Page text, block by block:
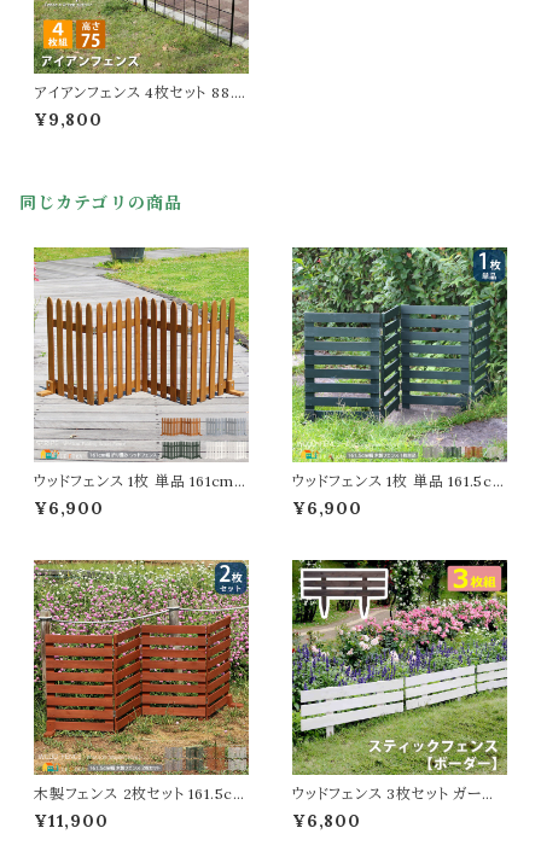
アイアンフェンス 4枚セット 88.5
cm幅 ロータイプ ガーデンフェン
ス ブラック 黒 幅88.5cm 厚さ1.
界線 目隠し 埋め込み式 植物誘
¥9,800
同じカテゴリの商品
ウッドフェンス 1枚 単品 161cm
幅 ダークグリーン ライトブラウン
グレー ホワイト 木製フェンス ガ
m おすすめ おしゃれ 北欧 モダ
ン スタイリッシュ 庭のフェンス
境界線 間仕切り 目隠し 折りた
たみ式フェンス
¥6,900
ウッドフェンス 1枚 単品 161.5cm
幅 ボーダーフェンス ホワイト グ
レー ライトブラウン ダークグリー
22cm 高さ61cm おすすめ おし
ゃれ 北欧 モダン 天然木 庭のフ
ェンス 境界線 玄関 花壇 庭 ガ
ーデニング 駐車場
¥6,900
木製フェンス 2枚セット 161.5cm
幅 ボーダーフェンス ライトブラウ
ン ホワイト ダークグリーン グレー
¥11,900
ウッドフェンス 3枚セット ガーデ
ンフェンス 80cm幅 ダークブラ
ウン ホワイト 茶色 白 木製フェン
¥6,800